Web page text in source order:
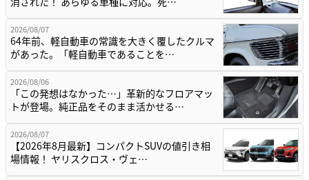
2026/08/07
64年前、軽自動車の常識を大きく覆したクルマ
があった。「軽自動車であることを…
2026/08/06
「この発想はなかった…」革新的なフロアマッ
トが登場。純正品をそのまま活かせる…
2026/08/07
【2026年8月最新】コンパクトSUVの値引き相
場情報！ ヤリスクロス・ヴェ…